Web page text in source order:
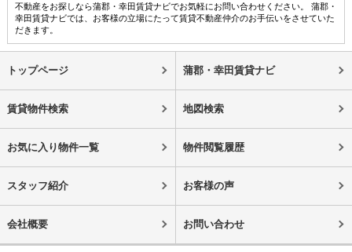
不動産をお探しなら蒲郡・幸田賃貸ナビでお気軽にお問い合わせください。 蒲郡・
幸田賃貸ナビでは、お客様の立場にたって賃貸不動産仲介のお手伝いをさせていた
だきます。
トップページ 蒲郡・幸田賃貸ナビ
賃貸物件検索 地図検索
お気に入り物件一覧 物件閲覧履歴
スタッフ紹介 お客様の声
会社概要 お問い合わせ